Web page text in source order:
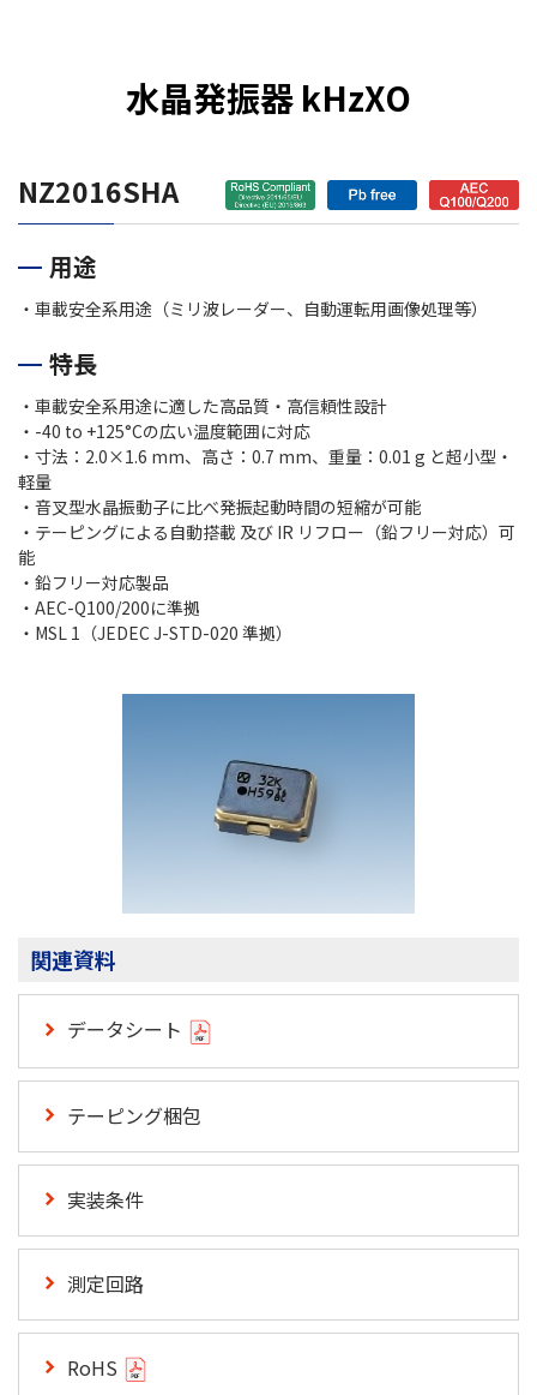
水晶発振器 kHzXO
NZ2016SHA
用途
・車載安全系用途（ミリ波レーダー、自動運転用画像処理等）
特長
・車載安全系用途に適した高品質・高信頼性設計
・-40 to +125°Cの広い温度範囲に対応
・寸法：2.0×1.6 mm、高さ：0.7 mm、重量：0.01 g と超小型・
軽量
・音叉型水晶振動子に比べ発振起動時間の短縮が可能
・テーピングによる自動搭載 及び IR リフロー（鉛フリー対応）可
能
・鉛フリー対応製品
・AEC-Q100/200に準拠
・ MSL 1（JEDEC J-STD-020 準拠）
関連資料
データシート
テーピング梱包
実装条件
測定回路
RoHS